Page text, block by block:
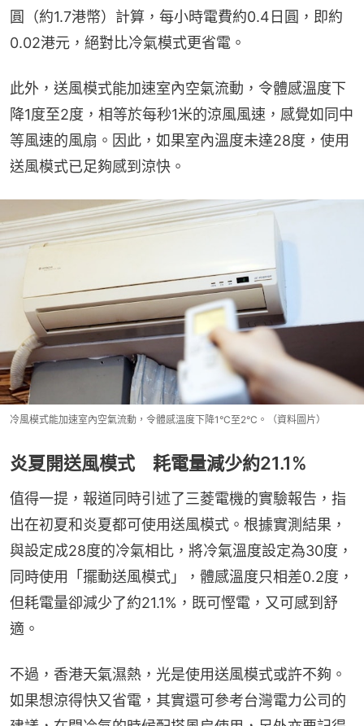
圓（約1.7港幣）計算，每小時電費約0.4日圓，即約
0.02港元，絕對比冷氣模式更省電。
此外，送風模式能加速室內空氣流動，令體感溫度下
降1度至2度，相等於每秒1米的涼風風速，感覺如同中
等風速的風扇。因此，如果室內溫度未達28度，使用
送風模式已足夠感到涼快。
冷風模式能加速室內空氣流動，令體感溫度下降1°C至2°C。（資料圖片）
炎夏開送風模式 耗電量減少約21.1%
值得一提，報道同時引述了三菱電機的實驗報告，指
出在初夏和炎夏都可使用送風模式。根據實測結果，
與設定成28度的冷氣相比，將冷氣溫度設定為30度，
同時使用「擺動送風模式」，體感溫度只相差0.2度，
但耗電量卻減少了約21.1%，既可慳電，又可感到舒
適。
不過，香港天氣濕熱，光是使用送風模式或許不夠。
如果想涼得快又省電，其實還可參考台灣電力公司的